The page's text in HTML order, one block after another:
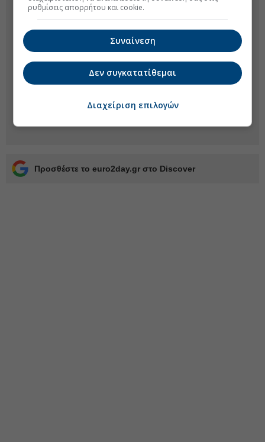
Προσθέστε το euro2day.gr στο Discover
ρυθμίσεις απορρήτου και cookie.
Συναίνεση
Δεν συγκατατίθεμαι
Διαχείριση επιλογών